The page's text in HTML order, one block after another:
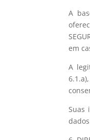
A
em
A
Suas